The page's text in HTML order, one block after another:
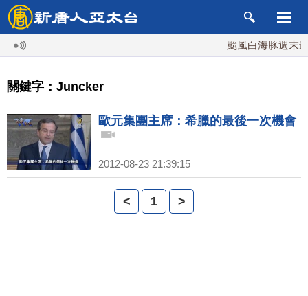
颱風白海豚週末
關鍵字：Juncker
歐元集團主席：希臘的最後一次機會
2012-08-23 21:39:15
< 1 >